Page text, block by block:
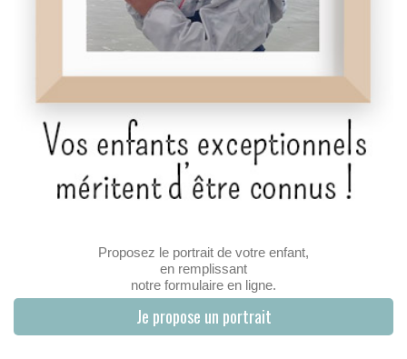
Proposez le portrait de votre enfant,
en remplissant
notre formulaire en ligne.
Je propose un portrait